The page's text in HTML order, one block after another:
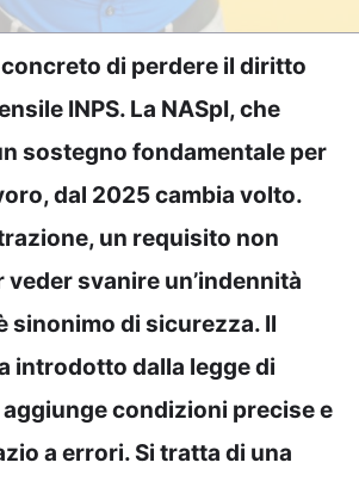
concreto di perdere il diritto
INPS. La NASpI, che
sostegno fondamentale per
dal 2025 cambia volto.
un requisito non
svanire un’indennità
sinonimo di sicurezza. Il
introdotto dalla legge di
condizioni precise e
a errori. Si tratta di una